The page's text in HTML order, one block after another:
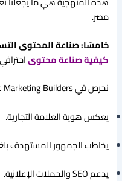
مصر.
خامسًا: صناعة المحتوى
كيفية صناعة محتوى
نحرص في Marketing Builders على تقديم محتوى:
يعكس هوية العلامة التجارية.
يخاطب الجمهور المستهدف
يدعم SEO والحملات الإعلانية.